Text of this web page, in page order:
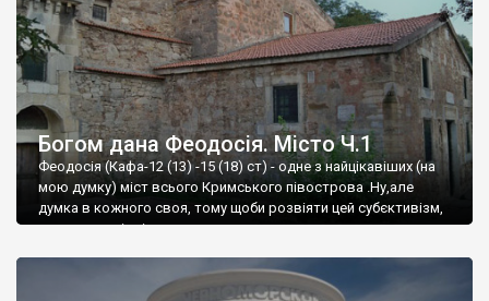
Богом дана Феодосія. Місто Ч.1
Феодосія (Кафа-12 (13) -15 (18) ст) - одне з найцікавіших (на
мою думку) міст всього Кримського півострова .Ну,але
думка в кожного своя, тому щоби розвіяти цей субєктивізм,
запрошую відвідати це